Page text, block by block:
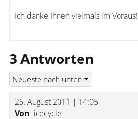
Ich danke Ihnen vielmals im Voraus!
3 Antworten
26. August 2011 | 14:05
Von icecycle